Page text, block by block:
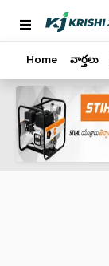
Home వార్తలు